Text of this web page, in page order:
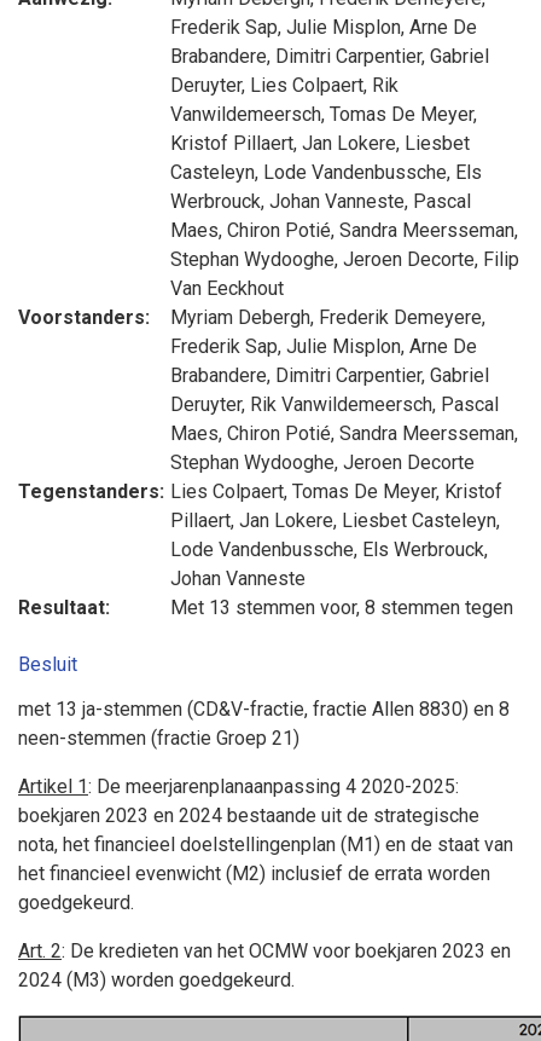
Frederik Sap, Julie Misplon, Arne De
Brabandere, Dimitri Carpentier, Gabriel
Deruyter, Lies Colpaert, Rik
Vanwildemeersch, Tomas De Meyer,
Kristof Pillaert, Jan Lokere, Liesbet
Casteleyn, Lode Vandenbussche, Els
Werbrouck, Johan Vanneste, Pascal
Maes, Chiron Potié, Sandra Meersseman,
Stephan Wydooghe, Jeroen Decorte, Filip
Van Eeckhout
Voorstanders:
Myriam Debergh, Frederik Demeyere,
Frederik Sap, Julie Misplon, Arne De
Brabandere, Dimitri Carpentier, Gabriel
Deruyter, Rik Vanwildemeersch, Pascal
Maes, Chiron Potié, Sandra Meersseman,
Stephan Wydooghe, Jeroen Decorte
Tegenstanders: Lies Colpaert, Tomas De Meyer, Kristof
Pillaert, Jan Lokere, Liesbet Casteleyn,
Lode Vandenbussche, Els Werbrouck,
Johan Vanneste
Resultaat:
Met 13 stemmen voor, 8 stemmen tegen
Besluit
met 13 ja-stemmen (CD&V-fractie, fractie Allen 8830) en 8
neen-stemmen (fractie Groep 21)
Artikel 1: De meerjarenplanaanpassing 4 2020-2025:
boekjaren 2023 en 2024 bestaande uit de strategische
nota, het financieel doelstellingenplan (M1) en de staat van
het financieel evenwicht (M2) inclusief de errata worden
goedgekeurd.
Art. 2: De kredieten van het OCMW voor boekjaren 2023 en
2024 (M3) worden goedgekeurd.